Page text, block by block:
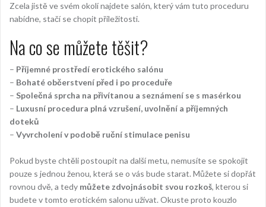
Zcela jistě ve svém okolí najdete salón, který vám tuto proceduru
nabídne, stačí se chopit příležitosti.
Na co se můžete těšit?
– Příjemné prostředí erotického salónu
– Bohaté občerstvení před i po proceduře
– Společná sprcha na přivítanou a seznámení se s masérkou
– Luxusní procedura plná vzrušení, uvolnění a příjemných
doteků
– Vyvrcholení v podobě ruční stimulace penisu
Pokud byste chtěli postoupit na další metu, nemusíte se spokojit
pouze s jednou ženou, která se o vás bude starat. Můžete si dopřát
rovnou dvě, a tedy můžete zdvojnásobit svou rozkoš, kterou si
budete v tomto erotickém salonu užívat. Okuste proto kouzlo